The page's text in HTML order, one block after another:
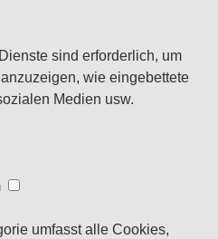
sind erforderlich, um
wie eingebettete
Medien usw.
umfasst alle Cookies,